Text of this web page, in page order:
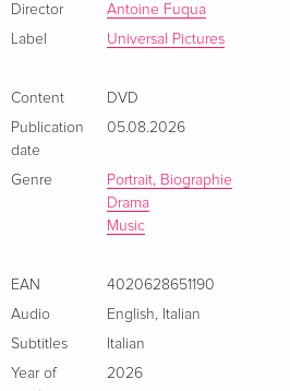
fila per vedere Michael Jackson
che inizia la sua storia.
cinematografico, Nia Long (Empire,
Laura Harrier (BlacKkKlansman,
Juliano Krue Valdi (The Loud House,
(Top Gun: Maverick, Whiplash) e
Rustin), due volte candidato
Director
Antoine Fuqua
Label
Universal Pictures
Content
DVD
Publication
date
05.08.2026
Genre
Portrait, Biographie
Drama
Music
EAN
4020628651190
Audio
English
Italian
Subtitles
Italian
Year of
2026